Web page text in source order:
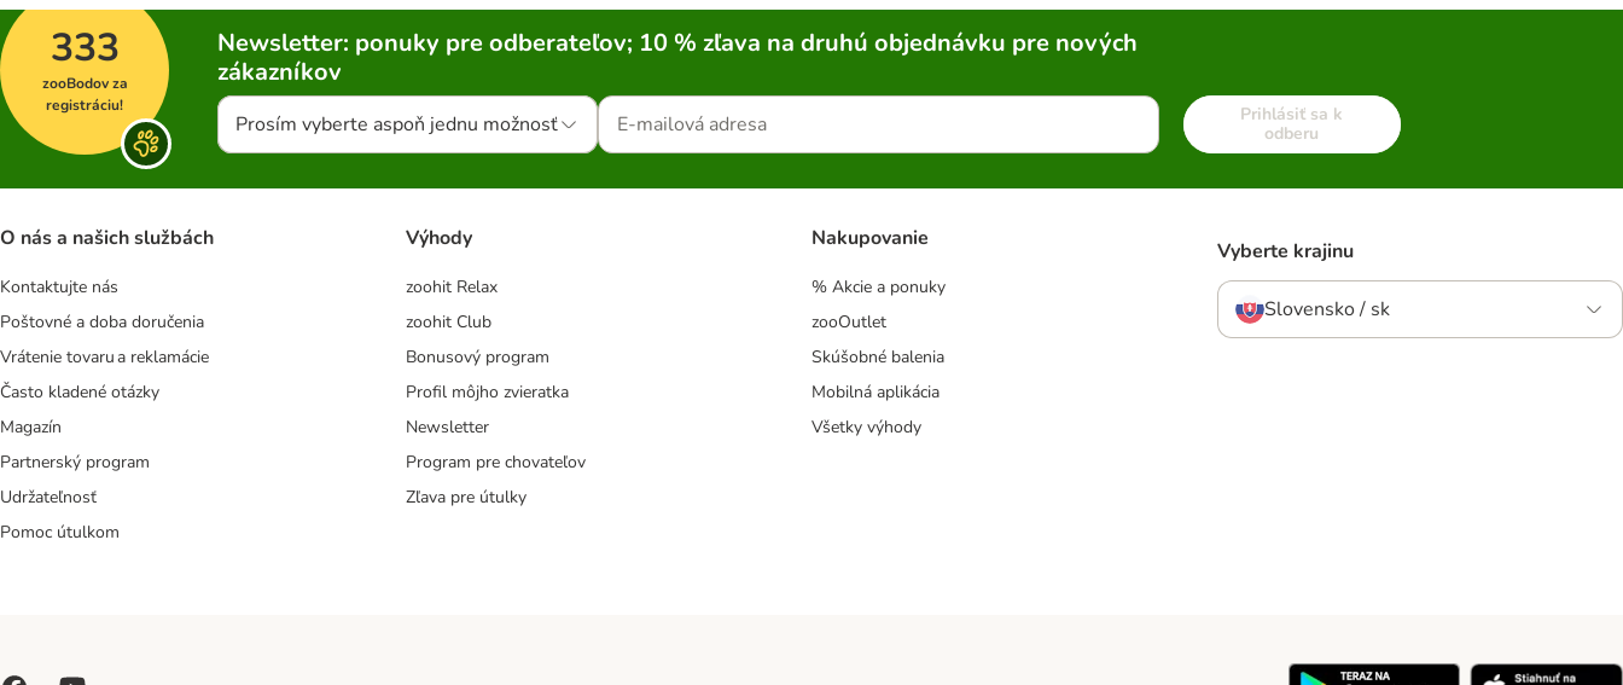
333
zooBodov za
registráciu!
Newsletter: ponuky pre odberateľov; 10 % zľava na druhú objednávku pre nových
zákazníkov
Prosím vyberte aspoň jednu možnosť
Prihlásiť sa k
odberu
O nás a našich službách
Kontaktujte nás
Poštovné a doba doručenia
Vrátenie tovaru a reklamácie
Často kladené otázky
Magazín
Partnerský program
Udržateľnosť
Pomoc útulkom
Výhody
zoohit Relax
zoohit Club
Bonusový program
Profil môjho zvieratka
Newsletter
Program pre chovateľov
Zľava pre útulky
Nakupovanie
% Akcie a ponuky
zooOutlet
Skúšobné balenia
Mobilná aplikácia
Všetky výhody
Vyberte krajinu
Slovensko / sk